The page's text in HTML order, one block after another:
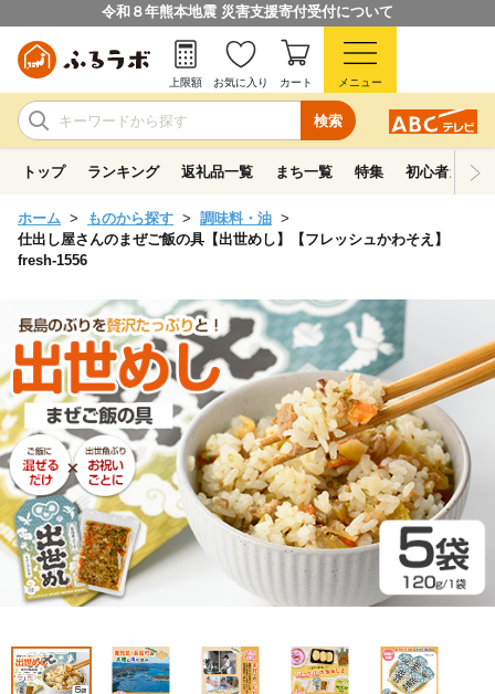
令和８年熊本地震 災害支援寄付受付について
検索
上限額 お気に入り カート メニュー
トップ ランキング 返礼品一覧 まち一覧 特集 初心者ガイド
ホーム ものから探す
調味料・油
仕出し屋さんのまぜご飯の具【出世めし】【フレッシュかわそえ】
fresh-1556